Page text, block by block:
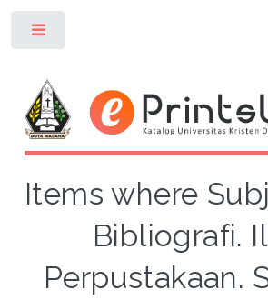
Items where
Bibliografi.
Perpustakaan.